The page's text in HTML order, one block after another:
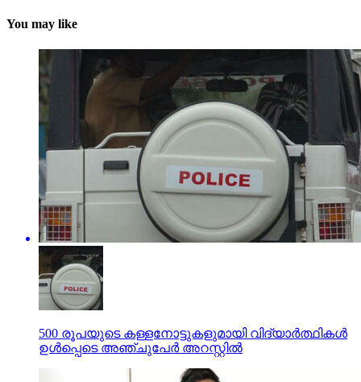
You may like
500 രൂപയുടെ കള്ളനോട്ടുകളുമായി വിദ്യാര്‍ത്ഥികള്‍
ഉള്‍പ്പെടെ അഞ്ചുപേര്‍ അറസ്റ്റില്‍